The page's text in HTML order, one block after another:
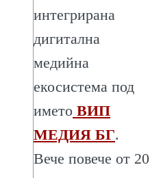
интегрирана
дигитална
медийна
екосистема под
името ВИП
МЕДИЯ БГ.
Вече повече от 20